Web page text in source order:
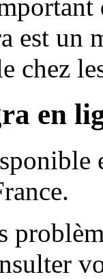
est un
chez
en